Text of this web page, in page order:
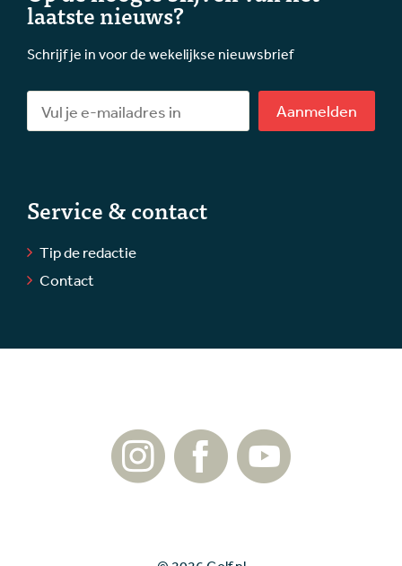
laatste nieuws?
Schrijf je in voor de wekelijkse nieuwsbrief
Aanmelden
Service & contact
Tip de redactie
Contact